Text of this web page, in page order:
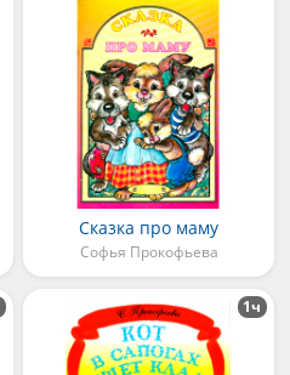
Сказка про маму
Софья Прокофьева
1ч